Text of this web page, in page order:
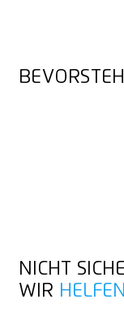
NICHT
WIR HELFEN